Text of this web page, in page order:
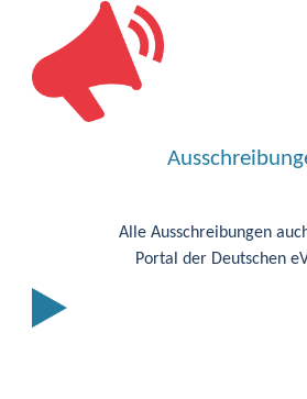
Alle Ausschreibungen
Portal der Deutschen